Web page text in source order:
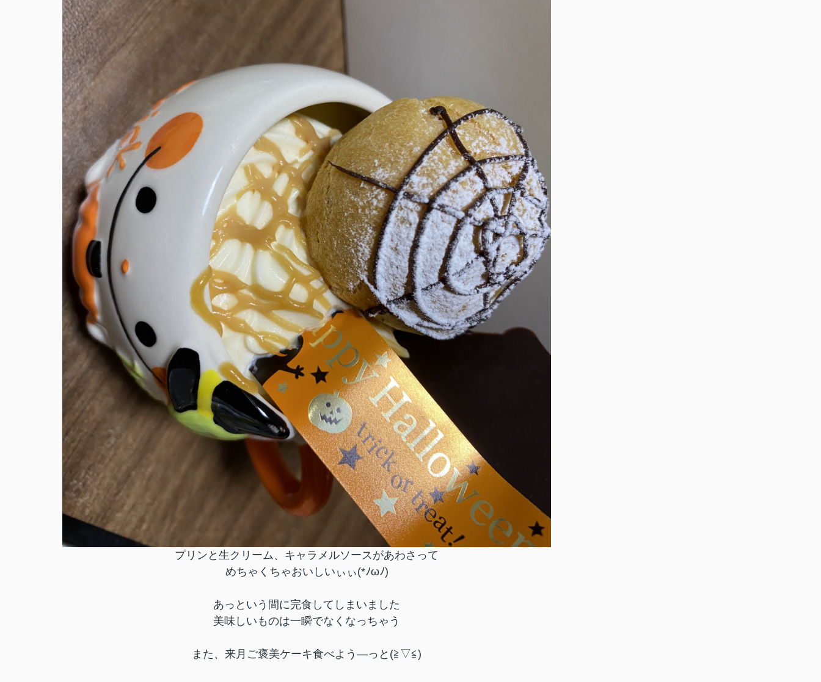
プリンと生クリーム、キャラメルソースがあわさって
めちゃくちゃおいしいぃぃ(*ﾉωﾉ)
あっという間に完食してしまいました
美味しいものは一瞬でなくなっちゃう
また、来月ご褒美ケーキ食べよう―っと(≧▽≦)